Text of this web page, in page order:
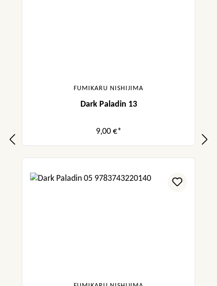
FUMIKARU NISHIJIMA
Dark Paladin 13
9,00 €*